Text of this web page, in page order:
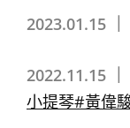
2023.01.15 ｜
2022.11.15 ｜
小提琴#黃偉